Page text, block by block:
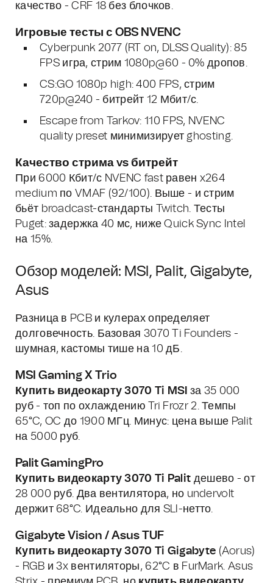
качество - CRF 18 без блочков.
Игровые тесты с OBS NVENC
Cyberpunk 2077 (RT on, DLSS Quality): 85
FPS игра, стрим 1080p@60 - 0% дропов.
CS:GO 1080p high: 400 FPS, стрим
720p@240 - битрейт 12 Мбит/с.
Escape from Tarkov: 110 FPS, NVENC
quality preset минимизирует ghosting.
Качество стрима vs битрейт
При 6000 Кбит/с NVENC fast равен x264
medium по VMAF (92/100). Выше - и стрим
бьёт broadcast-стандарты Twitch. Тесты
Puget: задержка 40 мс, ниже Quick Sync Intel
на 15%.
Обзор моделей: MSI, Palit, Gigabyte,
Asus
Разница в PCB и кулерах определяет
долговечность. Базовая 3070 Ti Founders -
шумная, кастомы тише на 10 дБ.
MSI Gaming X Trio
Купить видеокарту 3070 Ti MSI за 35 000
руб - топ по охлаждению Tri Frozr 2. Темпы
65°C, OC до 1900 МГц. Минус: цена выше Palit
на 5000 руб.
Palit GamingPro
Купить видеокарту 3070 Ti Palit дешево - от
28 000 руб. Два вентилятора, но undervolt
держит 68°C. Идеально для SLI-нетто.
Gigabyte Vision / Asus TUF
Купить видеокарту 3070 Ti Gigabyte (Aorus)
- RGB и 3x вентиляторы, 62°C в FurMark. Asus